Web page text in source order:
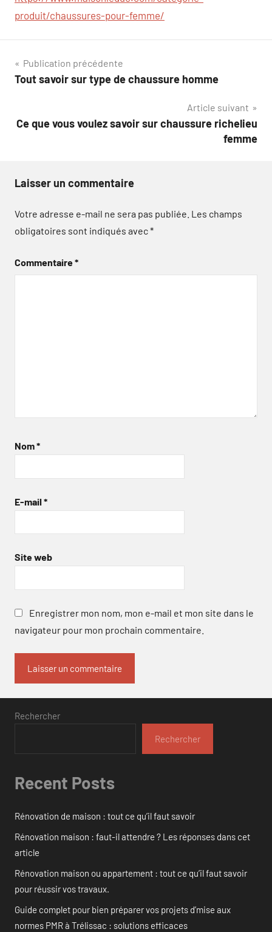
produit/chaussures-pour-femme/
Navigation
de
Publication précédente
Tout savoir sur type de chaussure homme
Article suivant
Ce que vous voulez savoir sur chaussure richelieu
femme
Laisser un commentaire
Votre adresse e-mail ne sera pas publiée. Les champs
obligatoires sont indiqués avec*
Commentaire*
Nom*
E-mail *
Site web
Enregistrer mon nom, mon e-mail et mon site dans le
navigateur pour mon prochain commentaire.
Rechercher
Rechercher
Recent Posts
Rénovation de maison : tout ce qu’il faut savoir
Rénovation maison : faut-il attendre ? Les réponses dans cet
article
Rénovation maison ou appartement : tout ce qu’il faut savoir
pour réussir vos travaux.
Guide complet pour bien préparer vos projets d’mise aux
normes PMR à Trélissac : solutions efficaces